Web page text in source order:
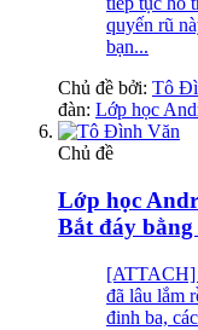
quyến rũ
bạn...
Chủ đề bởi: Tô
đàn: Lớp học
Chủ đề
Lớp học
Bắt đáy
[ATTACH]
đã lâu lắm
đinh ba,